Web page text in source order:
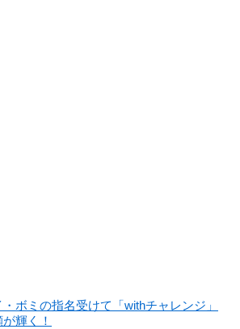
ボミの指名受けて「withチャレンジ」
輝く！